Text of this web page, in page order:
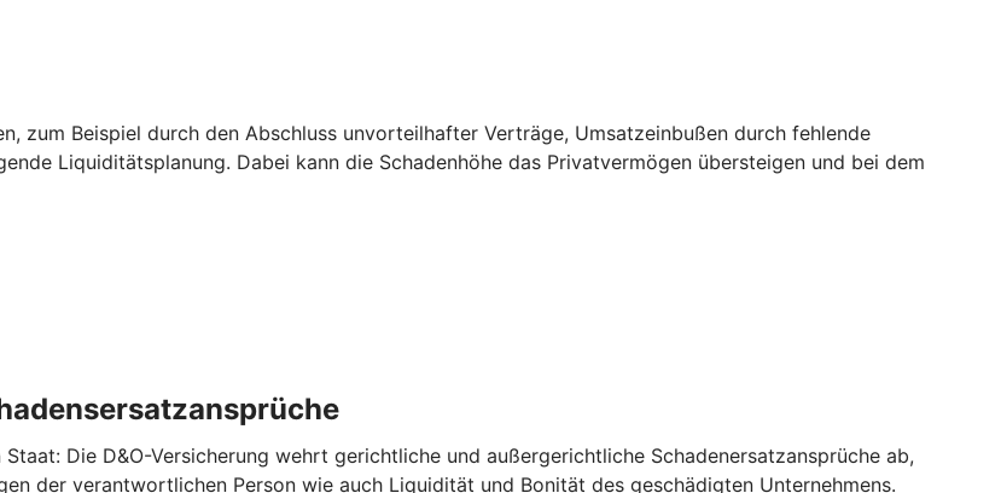
zum Beispiel durch den Abschluss unvorteilhafter Verträge, Umsatzeinbußen durch fehlende
Liquiditätsplanung. Dabei kann die Schadenhöhe das Privatvermögen übersteigen und bei dem
Die D&O-Versicherung wehrt gerichtliche und außergerichtliche Schadenersatzansprüche ab,
der verantwortlichen Person wie auch Liquidität und Bonität des geschädigten Unternehmens.